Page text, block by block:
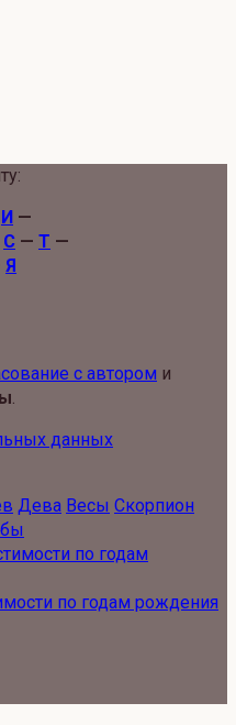
И —
С — Т —
Я
с автором и
.
данных
Дева Весы Скорпион
по годам рождения